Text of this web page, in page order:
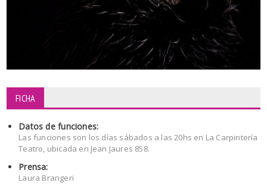
FICHA
Datos de funciones:
Las funciones son los días sábados a las 20hs en La Carpintería
Teatro, ubicada en Jean Jaures 858.
Prensa:
Laura Brangeri